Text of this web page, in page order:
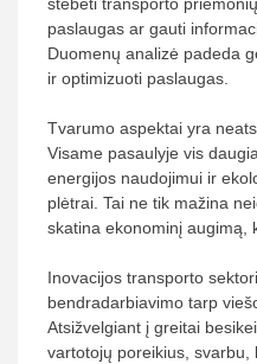
paslaugas ar gauti
Duomenų analizė padeda
ir optimizuoti paslaugas.
Tvarumo aspektai yra
Visame pasaulyje vis
energijos naudojimui ir
plėtrai. Tai ne tik mažina
skatina ekonominį augimą,
Inovacijos transporto
bendradarbiavimo tarp
Atsižvelgiant į greitai
vartotojų poreikius, svarbu,